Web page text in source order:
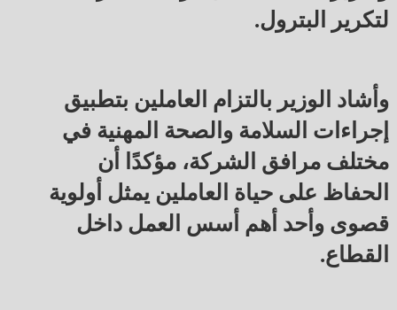
لتكرير البترول.
وأشاد الوزير بالتزام العاملين بتطبيق
إجراءات السلامة والصحة المهنية في
مختلف مرافق الشركة، مؤكدًا أن
الحفاظ على حياة العاملين يمثل أولوية
قصوى وأحد أهم أسس العمل داخل
القطاع.